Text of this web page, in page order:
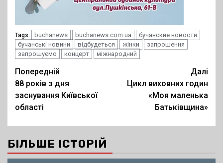
Tags: buchanews buchanews.com.ua
бучанские новости
бучанські новини
відбудеться жінки
запрошення
запрошуємо
концерт міжнародний
Post
navigation
Попередній
88 років з дня
заснування Київської
області
Далі
Цикл виховних годин
«Моя маленька
Батьківщина»
БІЛЬШЕ ІСТОРІЙ